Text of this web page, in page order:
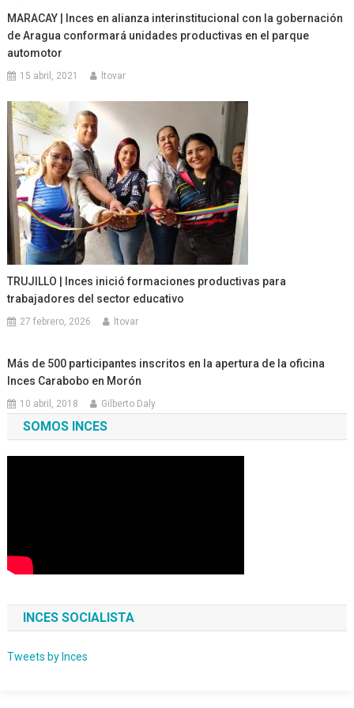
MARACAY | Inces en alianza interinstitucional con la gobernación
de Aragua conformará unidades productivas en el parque
automotor
15 abril, 2021 ltovar
TRUJILLO | Inces inició formaciones productivas para
trabajadores del sector educativo
27 febrero, 2026 ltovar
Más de 500 participantes inscritos en la apertura de la oficina
Inces Carabobo en Morón
10 abril, 2018 Gilberto Daly
SOMOS INCES
INCES SOCIALISTA
Tweets by Inces